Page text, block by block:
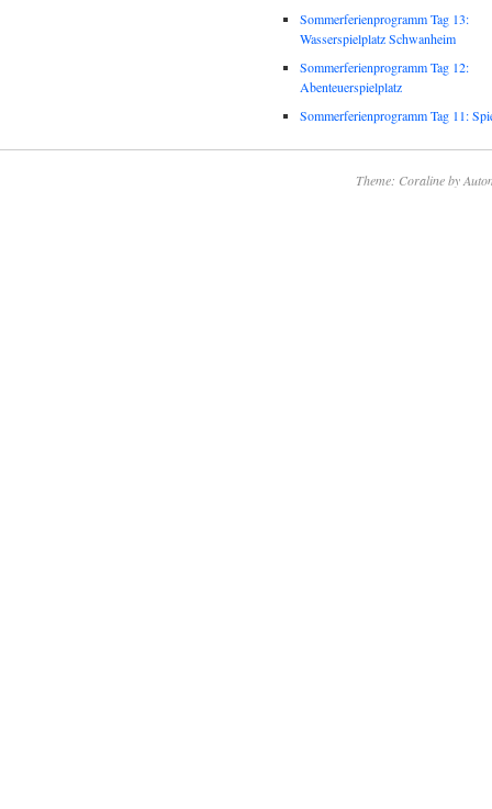
Sommerferienprogramm Tag 13:
Wasserspielplatz Schwanheim
Sommerferienprogramm Tag 12:
Abenteuerspielplatz
Sommerferienprogramm Tag 11:
Theme: Coraline by